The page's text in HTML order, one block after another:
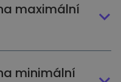
maximální
minimální